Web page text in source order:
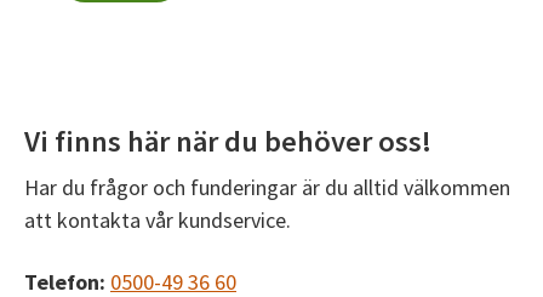
Vi finns här när du behöver oss!
Har du frågor och funderingar är du alltid välkommen
att kontakta vår kundservice.
Telefon: 0500-49 36 60